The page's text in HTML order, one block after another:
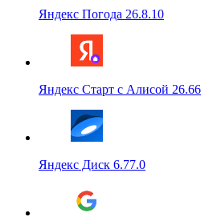
Яндекс Погода 26.8.10
Яндекс Старт с Алисой 26.66
Яндекс Диск 6.77.0